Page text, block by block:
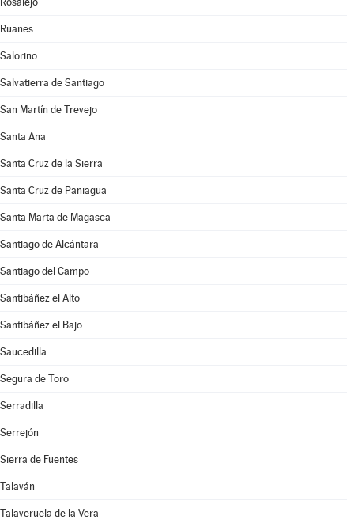
Ruanes
Salorino
Salvatierra de Santiago
San Martín de Trevejo
Santa Ana
Santa Cruz de la Sierra
Santa Cruz de Paniagua
Santa Marta de Magasca
Santiago de Alcántara
Santiago del Campo
Santibáñez el Alto
Santibáñez el Bajo
Saucedilla
Segura de Toro
Serradilla
Serrejón
Sierra de Fuentes
Talaván
Talaveruela de la Vera